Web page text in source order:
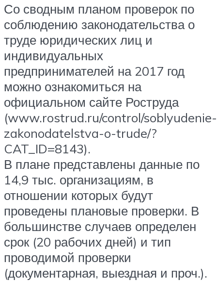
Со сводным планом проверок по
соблюдению законодательства о
труде юридических лиц и
индивидуальных
предпринимателей на 2017 год
можно ознакомиться на
официальном сайте Роструда
(www.rostrud.ru/control/soblyudenie-
zakonodatelstva-o-trude/?
CAT_ID=8143).
В плане представлены данные по
14,9 тыс. организациям, в
отношении которых будут
проведены плановые проверки. В
большинстве случаев определен
срок (20 рабочих дней) и тип
проводимой проверки
(документарная, выездная и проч.).